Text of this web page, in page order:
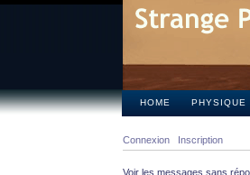
HOME PHYSIQUE
Connexion Inscription
Voir les messages sans